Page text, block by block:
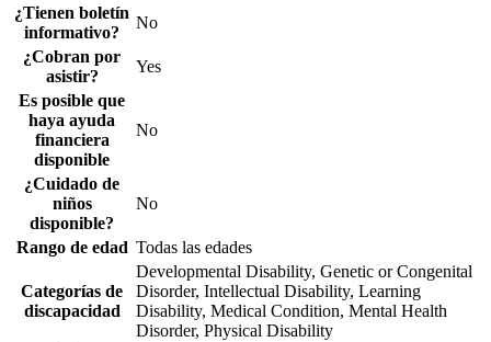
¿Tienen boletín
informativo?
No
¿Cobran por
asistir?
Yes
Es posible que
haya ayuda
financiera
disponible
No
¿Cuidado de
niños
disponible?
No
Rango de edad Todas las edades
Categorías de
discapacidad
Developmental Disability, Genetic or Congenital
Disorder, Intellectual Disability, Learning
Disability, Medical Condition, Mental Health
Disorder, Physical Disability